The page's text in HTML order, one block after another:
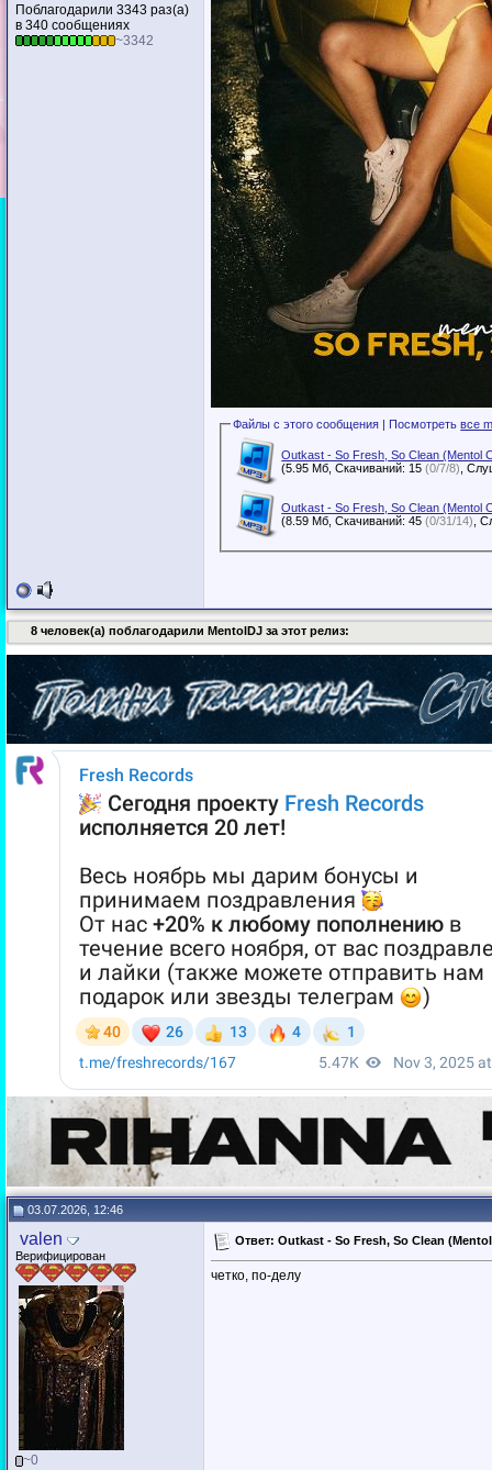
Поблагодарили 3343 раз(а)
в 340 сообщениях
~3342
Файлы с этого сообщения | Посмотретьвсе
Outkast - So Fresh, So Clean (Mentol
(5.95 Мб, Скачиваний: 15(0/7/8)
Outkast - So Fresh, So Clean (Mentol
(8.59 Мб, Скачиваний: 45(0/31/14)
8 человек(а) поблагодарили MentolDJ за этот релиз:
03.07.2026, 12:46
valen
Верифицирован
~0
Ответ: Outkast - So Fresh, So Clean
четко, по-делу